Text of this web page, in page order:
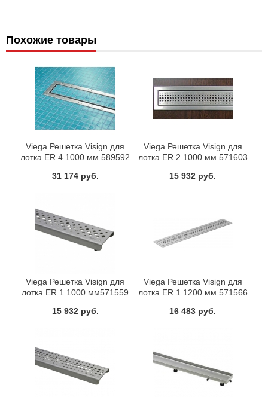
Похожие товары
Viega Решетка Visign для
лотка ER 4 1000 мм 589592
31 174 руб.
Viega Решетка Visign для
лотка ER 2 1000 мм 571603
15 932 руб.
Viega Решетка Visign для
лотка ER 1 1000 мм571559
15 932 руб.
Viega Решетка Visign для
лотка ER 1 1200 мм 571566
16 483 руб.